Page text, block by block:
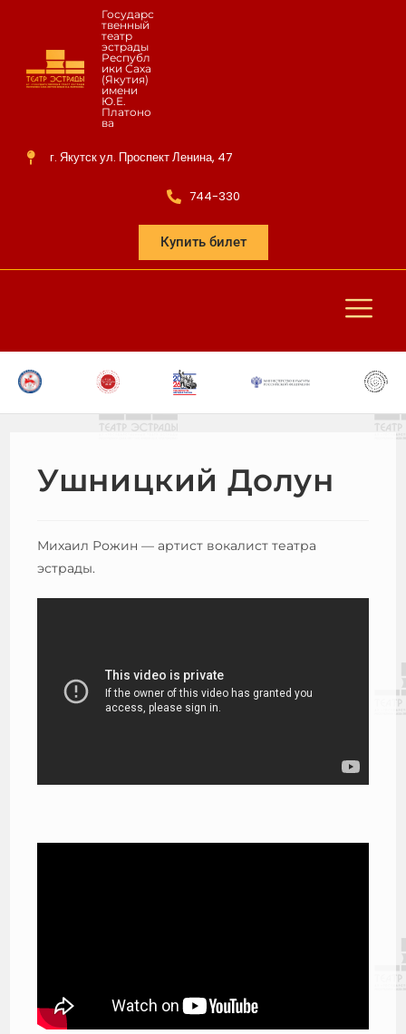
Государс
твенный
театр
эстрады
Республ
ики Саха
(Якутия)
имени
Ю.Е.
Платоно
ва
г. Якутск ул. Проспект Ленина, 47
744-330
Купить билет
Ушницкий Долун
Михаил Рожин — артист вокалист театра
эстрады.